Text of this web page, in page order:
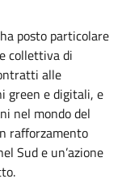
posto particolare
collettiva di
alle
green e digitali, e
nel mondo del
rafforzamento
Sud e un’azione